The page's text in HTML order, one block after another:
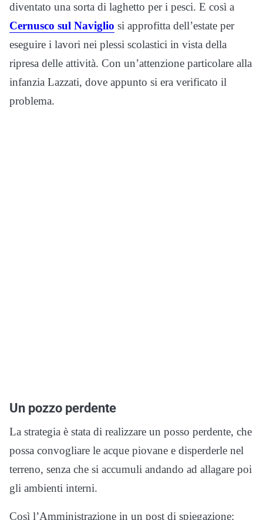
diventato una sorta di laghetto per i pesci. E così a
Cernusco sul Naviglio si approfitta dell’estate per
eseguire i lavori nei plessi scolastici in vista della
ripresa delle attività. Con un’attenzione particolare alla
infanzia Lazzati, dove appunto si era verificato il
problema.
Un pozzo perdente
La strategia è stata di realizzare un posso perdente, che
possa convogliare le acque piovane e disperderle nel
terreno, senza che si accumuli andando ad allagare poi
gli ambienti interni.
Così l’Amministrazione in un post di spiegazione: